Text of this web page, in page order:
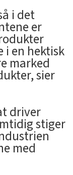
i det
er
i en hektisk
marked
sier
driver
stiger
med